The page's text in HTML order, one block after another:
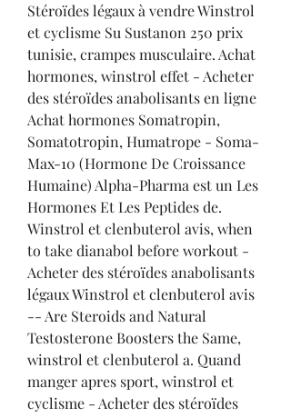
Stéroïdes légaux à vendre Winstrol
et cyclisme Su Sustanon 250 prix
tunisie, crampes musculaire. Achat
hormones, winstrol effet - Acheter
des stéroïdes anabolisants en ligne
Achat hormones Somatropin,
Somatotropin, Humatrope - Soma-
Max-10 (Hormone De Croissance
Humaine) Alpha-Pharma est un Les
Hormones Et Les Peptides de.
Winstrol et clenbuterol avis, when
to take dianabol before workout -
Acheter des stéroïdes anabolisants
légaux Winstrol et clenbuterol avis
-- Are Steroids and Natural
Testosterone Boosters the Same,
winstrol et clenbuterol a. Quand
manger apres sport, winstrol et
cyclisme - Acheter des stéroïdes